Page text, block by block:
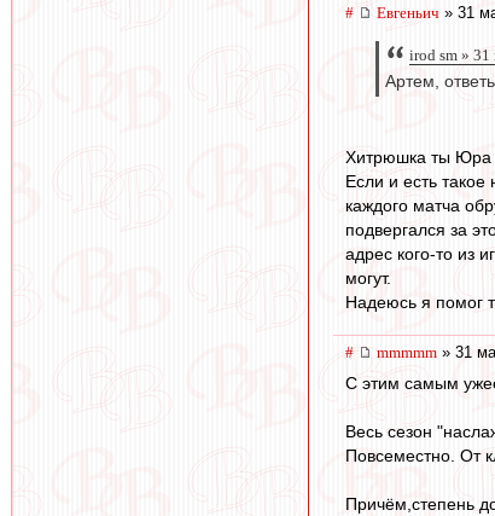
# Евгеньич » 31
irod sm »
Артем,
Хитрюшка ты Юра
Если и есть такое
каждого матча
подвергался за
адрес кого-то из
могут.
Надеюсь я помог
# mmmmm » 31
С этим самым
Весь сезон
Повсеместно. От
Причём,степень